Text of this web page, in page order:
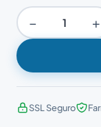
− +
SSL Seguro